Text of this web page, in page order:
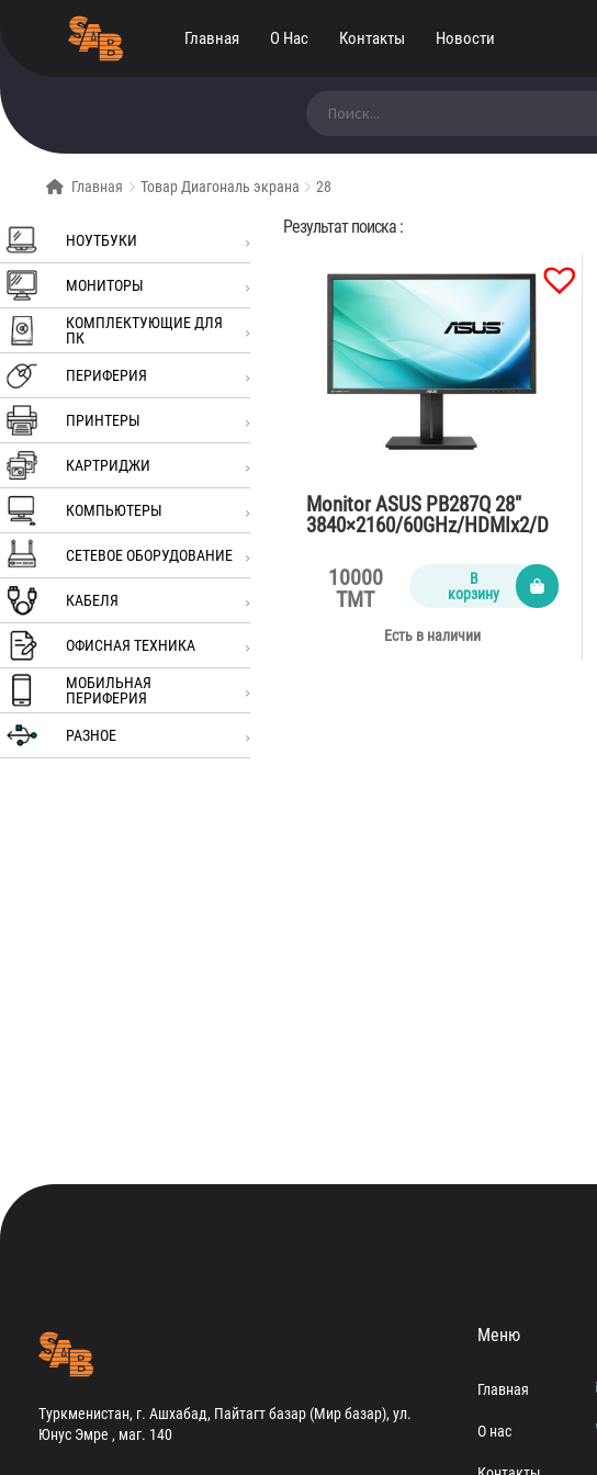
Главная О Нас Контакты Новости
Главная Товар Диагональ экрана 28
НОУТБУКИ
МОНИТОРЫ
КОМПЛЕКТУЮЩИЕ ДЛЯ
ПК
ПЕРИФЕРИЯ
ПРИНТЕРЫ
КАРТРИДЖИ
КОМПЬЮТЕРЫ
СЕТЕВОЕ ОБОРУДОВАНИЕ
КАБЕЛЯ
ОФИСНАЯ ТЕХНИКА
МОБИЛЬНАЯ
ПЕРИФЕРИЯ
РАЗНОЕ
Результат поиска :
Monitor ASUS PB287Q 28″
3840×2160/60GHz/HDMIx2/D
10000
TMT
В
корзину
Есть в наличии
Туркменистан, г. Ашхабад, Пайтагт базар (Мир базар), ул.
Юнус Эмре , маг. 140
Меню
Главная
О нас